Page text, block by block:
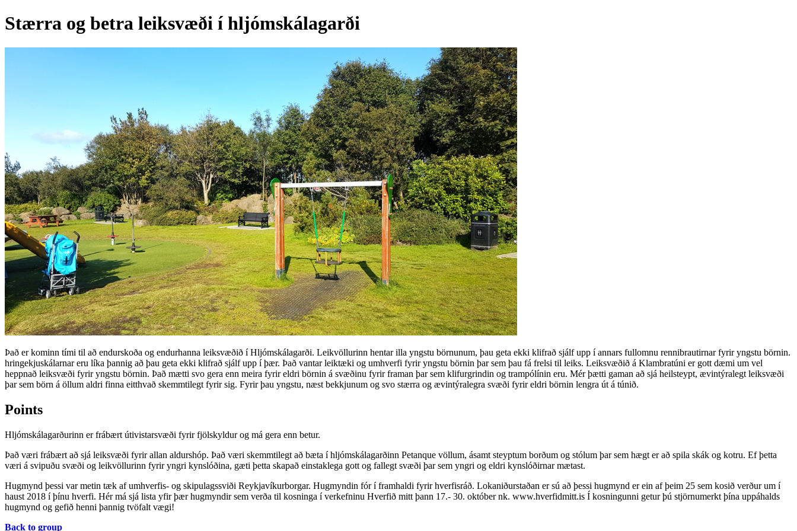
Stærra og betra leiksvæði í hljómskálagarði
Það er kominn tími til að endurskoða og endurhanna leiksvæðið í Hljómskálagarði. Leikvöllurinn hentar illa yngstu börnunum, þau geta ekki klifrað sjálf upp í annars fullomnu rennibrautirnar fyrir yngstu börnin.
hringekjuskálarnar eru líka þannig að þau geta ekki klifrað sjálf upp í þær. Það vantar leiktæki og umhverfi fyrir yngstu börnin þar sem þau fá frelsi til leiks. Leiksvæðið á Klambratúni er gott dæmi um vel
heppnað leiksvæði fyrir yngstu börnin. Það mætti svo gera enn meira fyrir eldri börnin á svæðinu fyrir framan þar sem klifurgrindin og trampólínin eru. Mér þætti gaman að sjá heilsteypt, ævintýralegt leiksvæði
þar sem börn á öllum aldri finna eitthvað skemmtilegt fyrir sig. Fyrir þau yngstu, næst bekkjunum og svo stærra og ævintýralegra svæði fyrir eldri börnin lengra út á túnið.
Points
Hljómskálagarðurinn er frábært útivistarsvæði fyrir fjölskyldur og má gera enn betur.
Það væri frábært að sjá leiksvæði fyrir allan aldurshóp. Það væri skemmtilegt að bæta í hljómskálagarðinn Petanque völlum, ásamt steyptum borðum og stólum þar sem hægt er að spila skák og kotru. Ef þetta
væri á svipuðu svæði og leikvöllurinn fyrir yngri kynslóðina, gæti þetta skapað einstaklega gott og fallegt svæði þar sem yngri og eldri kynslóðirnar mætast.
Hugmynd þessi var metin tæk af umhverfis- og skipulagssviði Reykjavíkurborgar. Hugmyndin fór í framhaldi fyrir hverfisráð. Lokaniðurstaðan er sú að þessi hugmynd er ein af þeim 25 sem kosið verður um í
haust 2018 í þínu hverfi. Hér má sjá lista yfir þær hugmyndir sem verða til kosninga í verkefninu Hverfið mitt þann 17.- 30. október nk. www.hverfidmitt.is Í kosningunni getur þú stjörnumerkt þína uppáhalds
hugmynd og gefið henni þannig tvöfalt vægi!
Back to group